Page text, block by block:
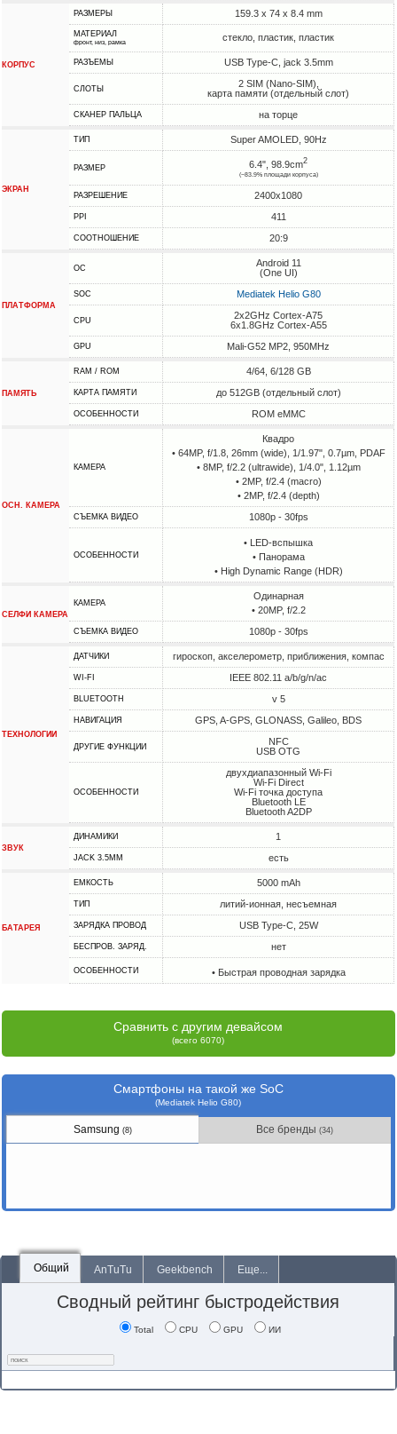
КОРПУС
РАЗМЕРЫ 159.3 x 74 x 8.4 mm
МАТЕРИАЛ
фронт, низ, рамка стекло, пластик, пластик
РАЗЪЕМЫ USB Type-C, jack 3.5mm
СЛОТЫ
2 SIM (Nano-SIM),
карта памяти (отдельный слот)
СКАНЕР ПАЛЬЦА на торце
ЭКРАН
ТИП Super AMOLED, 90Hz
РАЗМЕР 6.4", 98.9cm2
(~83.9% площади корпуса)
РАЗРЕШЕНИЕ 2400x1080
PPI 411
СООТНОШЕНИЕ 20:9
ПЛАТФОРМА
ОС
Android 11
(One UI)
SOC Mediatek Helio G80
CPU
2x2GHz Cortex-A75
6x1.8GHz Cortex-A55
GPU Mali-G52 MP2, 950MHz
ПАМЯТЬ
RAM / ROM 4/64, 6/128 GB
КАРТА ПАМЯТИ до 512GB (отдельный слот)
ОСОБЕННОСТИ ROM eMMC
ОСН. КАМЕРА
КАМЕРА
Квадро
• 64MP, f/1.8, 26mm (wide), 1/1.97", 0.7µm, PDAF
• 8MP, f/2.2 (ultrawide), 1/4.0", 1.12µm
• 2MP, f/2.4 (macro)
• 2MP, f/2.4 (depth)
СЪЕМКА ВИДЕО 1080p - 30fps
ОСОБЕННОСТИ
• LED-вспышка
• Панорама
• High Dynamic Range (HDR)
СЕЛФИ КАМЕРА
КАМЕРА
Одинарная
• 20MP, f/2.2
СЪЕМКА ВИДЕО 1080p - 30fps
ТЕХНОЛОГИИ
ДАТЧИКИ гироскоп, акселерометр, приближения, компас
WI-FI IEEE 802.11 a/b/g/n/ac
BLUETOOTH v 5
НАВИГАЦИЯ GPS, A-GPS, GLONASS, Galileo, BDS
ДРУГИЕ ФУНКЦИИ
NFC
USB OTG
ОСОБЕННОСТИ
двухдиапазонный Wi-Fi
Wi-Fi Direct
Wi-Fi точка доступа
Bluetooth LE
Bluetooth A2DP
ЗВУК
ДИНАМИКИ 1
JACK 3.5MM есть
БАТАРЕЯ
ЕМКОСТЬ 5000 mAh
ТИП литий-ионная, несъемная
ЗАРЯДКА ПРОВОД USB Type-C, 25W
БЕСПРОВ. ЗАРЯД. нет
ОСОБЕННОСТИ • Быстрая проводная зарядка
Сравнить с другим девайсом
(всего 6070)
Смартфоны на такой же SoC
(Mediatek Helio G80)
Samsung (8) Все бренды(34)
Общий AnTuTu Geekbench Еще...
Сводный рейтинг быстродействия
Total CPU GPU ИИ